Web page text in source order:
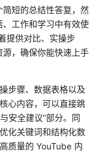
短的总结性答复，然
工作和学习中有效使
提供对比、实操步
，确保你能快速上手
步骤、数据表格以及
心内容，可以直接跳
安全建议”部分。同
化关键词和结构化数
质量的 YouTube 内